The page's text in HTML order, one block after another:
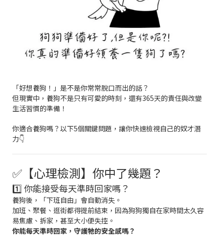
「好想養狗！」是不是你常常脫口而出的話？
但現實中，養狗不是只有可愛的時刻，還有365天的責任與改變
生活習慣的準備！
你適合養狗嗎？以下5個關鍵問題，讓你快速檢視自己的奴才潛
力👇
✅【心理檢測】你中了幾題？
1️⃣ 你能接受每天準時回家嗎？
養狗後，「下班自由」會自動消失。
加班、聚餐、逛街都得提前結束，因為狗狗獨自在家時間太久容
易焦慮、拆家，甚至大小便失控。
你能每天準時回家，守護牠的安全感嗎？